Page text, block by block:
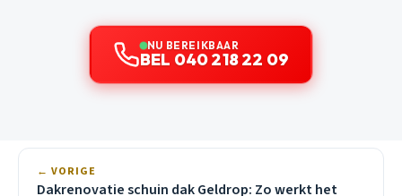
NU BEREIKBAAR
BEL 040 218 22 09
← VORIGE
Dakrenovatie schuin dak Geldrop: Zo werkt het